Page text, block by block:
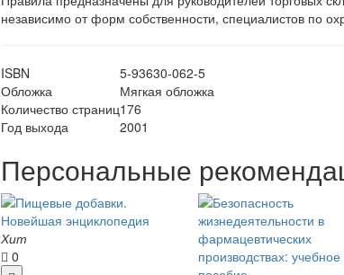
независимо от форм собственности, специалистов по
ISBN
5-93630-062-5
Обложка
Мягкая обложка
Количество страниц176
Год выхода
2001
Персональные
Хит
0